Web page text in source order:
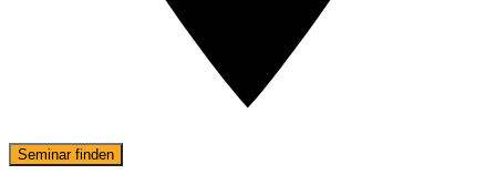
Seminar finden